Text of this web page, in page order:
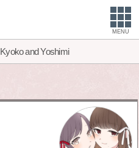
MENU
Kyoko and Yoshimi